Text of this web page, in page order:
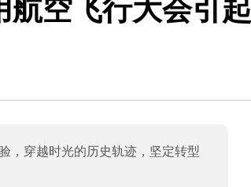
航空飞行大会引
，穿越时光的历史轨迹，坚定转型